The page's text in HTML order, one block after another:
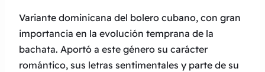
Variante dominicana del bolero cubano, con gran
importancia en la evolución temprana de la
bachata. Aportó a este género su carácter
romántico, sus letras sentimentales y parte de su